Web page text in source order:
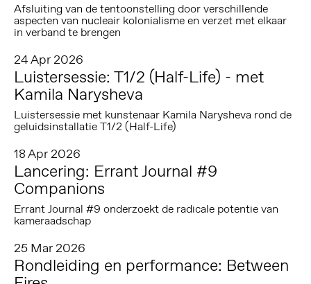
Afsluiting van de tentoonstelling door verschillende
aspecten van nucleair kolonialisme en verzet met elkaar
in verband te brengen
24 Apr 2026
Luistersessie: T1/2 (Half-Life) - met
Kamila Narysheva
Luistersessie met kunstenaar Kamila Narysheva rond de
geluidsinstallatie T1/2 (Half-Life)
18 Apr 2026
Lancering: Errant Journal #9
Companions
Errant Journal #9 onderzoekt de radicale potentie van
kameraadschap
25 Mar 2026
Rondleiding en performance: Between